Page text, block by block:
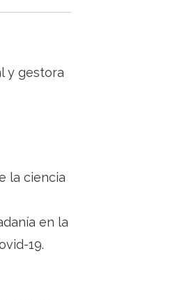
y gestora
la ciencia
en la
19.